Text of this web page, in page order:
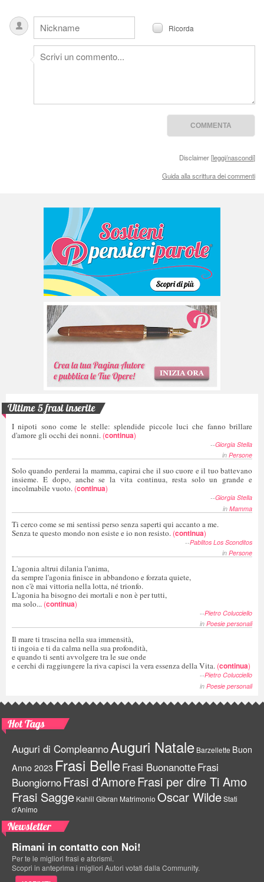
Ricorda
Disclaimer [leggi/nascondi]
Guida alla scrittura dei commenti
Ultime 5 frasi inserite
I nipoti sono come le stelle: splendide piccole luci che fanno brillare
d'amore gli occhi dei nonni. (continua)
--Giorgia Stella
in Persone
Solo quando perderai la mamma, capirai che il suo cuore e il tuo battevano
insieme. E dopo, anche se la vita continua, resta solo un grande e
incolmabile vuoto. (continua)
--Giorgia Stella
in Mamma
Ti cerco come se mi sentissi perso senza saperti qui accanto a me.
Senza te questo mondo non esiste e io non resisto. (continua)
--Pablitos Los Sconditos
in Persone
L'agonia altrui dilania l'anima,
da sempre l'agonia finisce in abbandono e forzata quiete,
non c'è mai vittoria nella lotta, né trionfo.
L'agonia ha bisogno dei mortali e non è per tutti,
ma solo... (continua)
--Pietro Colucciello
in Poesie personali
Il mare ti trascina nella sua immensità,
ti ingoia e ti da calma nella sua profondità,
e quando ti senti avvolgere tra le sue onde
e cerchi di raggiungere la riva capisci la vera essenza della Vita. (continua)
--Pietro Colucciello
in Poesie personali
Hot Tags
Auguri di CompleannoAuguri Natale Barzellette Buon
Anno 2023 Frasi BelleFrasi BuonanotteFrasi
BuongiornoFrasi d'AmoreFrasi per dire Ti Amo
Frasi Sagge Kahlil Gibran Matrimonio Oscar WildeStati
d'Animo
Newsletter
Rimani in contatto con Noi!
Per te le migliori frasi e aforismi.
Scopri in anteprima i migliori Autori votati dalla Community.